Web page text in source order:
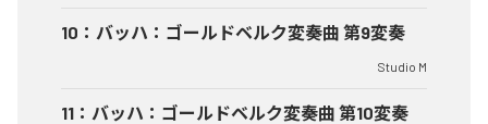
10 ： バッハ：ゴールドベルク変奏曲 第9変奏
Studio M
11 ： バッハ：ゴールドベルク変奏曲 第10変奏